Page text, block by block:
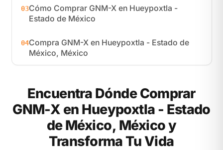
03Cómo Comprar GNM-X en Hueypoxtla -
Estado de México
04Compra GNM-X en Hueypoxtla - Estado de
México, México
Encuentra Dónde Comprar
GNM-X en Hueypoxtla - Estado
de México, México y
Transforma Tu Vida